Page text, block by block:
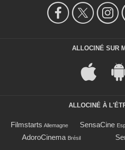
ALLOCINÉ SUR
ALLOCINÉ À
Filmstarts Allemagne SensaCine
AdoroCinema Brésil